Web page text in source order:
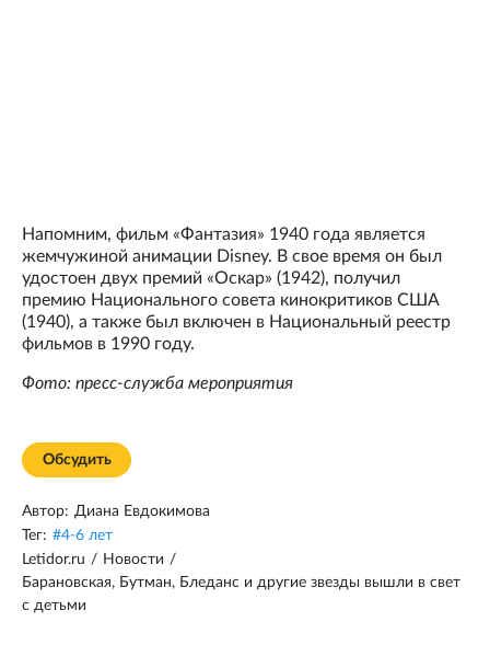
Напомним, фильм «Фантазия» 1940 года является
жемчужиной анимации Disney. В свое время он был
удостоен двух премий «Оскар» (1942), получил
премию Национального совета кинокритиков США
(1940), а также был включен в Национальный реестр
фильмов в 1990 году.
Фото: пресс-служба мероприятия
Обсудить
Автор: Диана Евдокимова
Тег: #4-6 лет
Letidor.ru / Новости /
Барановская, Бутман, Бледанс и другие звезды вышли в свет
с детьми